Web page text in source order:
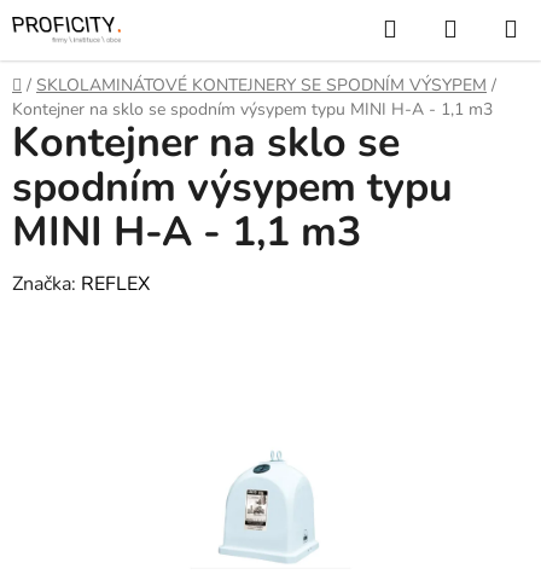
Přejít
na
obsah
Hledat
KOŠÍK
Domů
/ SKLOLAMINÁTOVÉ KONTEJNERY SE SPODNÍM VÝSYPEM /
Kontejner na sklo se spodním výsypem typu MINI H-A - 1,1 m3
Kontejner na sklo se
spodním výsypem typu
MINI H-A - 1,1 m3
Značka: REFLEX